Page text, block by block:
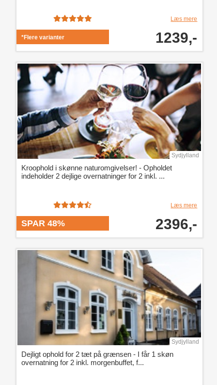
Læs mere
*Flere varianter 1239,-
Sydjylland
Kroophold i skønne naturomgivelser! - Opholdet
indeholder 2 dejlige overnatninger for 2 inkl. ...
Læs mere
SPAR 48% 2396,-
Sydjylland
Dejligt ophold for 2 tæt på grænsen - I får 1 skøn
overnatning for 2 inkl. morgenbuffet, f...